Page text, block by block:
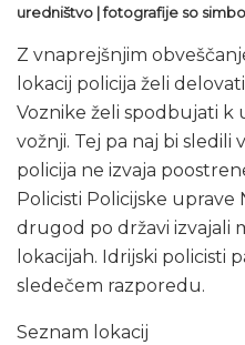
uredništvo | fotografije so
Z vnaprejšnjim
lokacij policija želi
Voznike želi spodbujati k
vožnji. Tej pa naj bi sledili
policija ne izvaja
Policisti Policijske
drugod po državi izvajali
lokacijah. Idrijski policisti
sledečem razporedu.
Seznam lokacij